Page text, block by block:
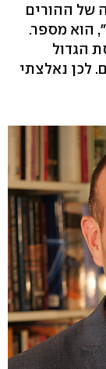
של ההורים
הוא מספר.
הגדול
לכן נאלצתי